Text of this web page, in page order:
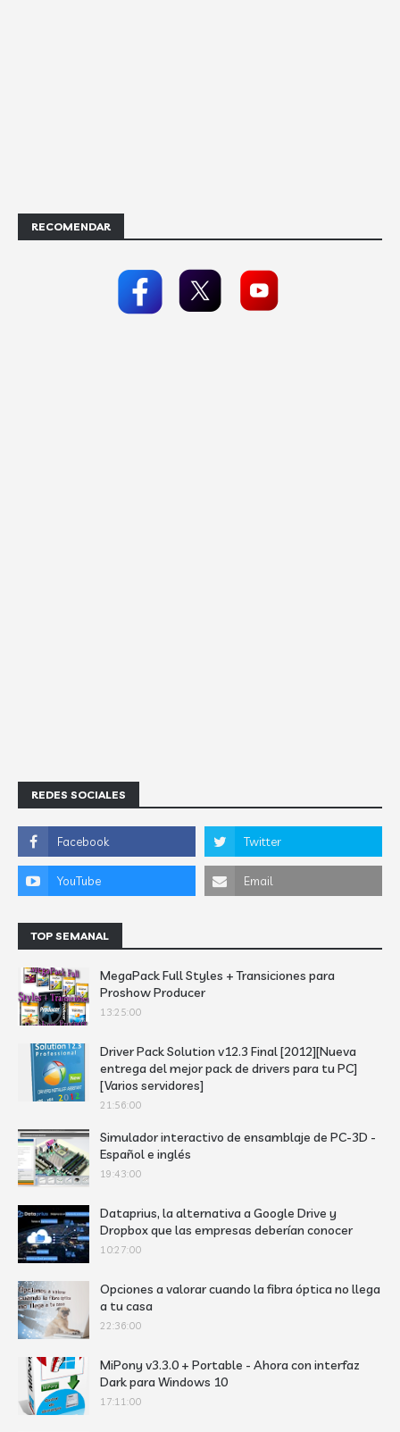
RECOMENDAR
REDES SOCIALES
TOP SEMANAL
MegaPack Full Styles + Transiciones para
Proshow Producer
13:25:00
Driver Pack Solution v12.3 Final [2012][Nueva
entrega del mejor pack de drivers para tu PC]
[Varios servidores]
21:56:00
Simulador interactivo de ensamblaje de PC-3D -
Español e inglés
19:43:00
Dataprius, la alternativa a Google Drive y
Dropbox que las empresas deberían conocer
10:27:00
Opciones a valorar cuando la fibra óptica no llega
a tu casa
22:36:00
MiPony v3.3.0 + Portable - Ahora con interfaz
Dark para Windows 10
17:11:00